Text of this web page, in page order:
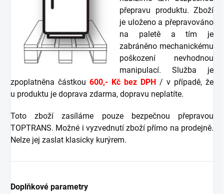
přepravu produktu. Zboží
je uloženo a přepravováno
na paletě a tím je
zabráněno mechanickému
poškození nevhodnou
manipulací. Služba je
zpoplatněna částkou 600,- Kč bez DPH / v případě, že
u produktu je doprava zdarma, dopravu neplatíte.
Toto zboží zasíláme pouze bezpečnou přepravou
TOPTRANS. Možné i vyzvednutí zboží přímo na prodejně.
Nelze jej zaslat klasicky kurýrem.
Doplňkové parametry